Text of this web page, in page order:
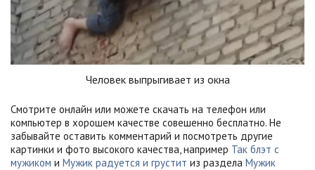
Человек выпрыгивает из окна
Смотрите онлайн или можете скачать на телефон или
компьютер в хорошем качестве совешенно бесплатно. Не
забывайте оставить комментарий и посмотреть другие
картинки и фото высокого качества, например Так блэт с
мужиком и Мужик радуется и грустит из раздела Мужик